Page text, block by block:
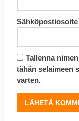
Sähköpostiosoite
Tallenna
tähän selaimeen
varten.